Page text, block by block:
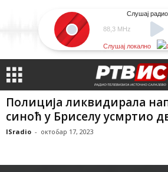
88,3 MHz
Слушај
Слушај локално
Полиција ликвидирала
синоћ у Бриселу усмртио
ISradio - октобар 17, 2023